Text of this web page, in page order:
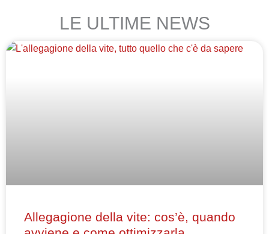
LE ULTIME NEWS
Allegagione della vite: cos’è, quando